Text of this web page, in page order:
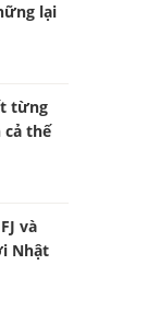
lại
từng
thế
và
Nhật